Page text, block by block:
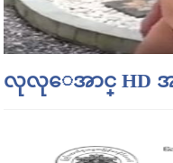
လုလုေအာင္ HD